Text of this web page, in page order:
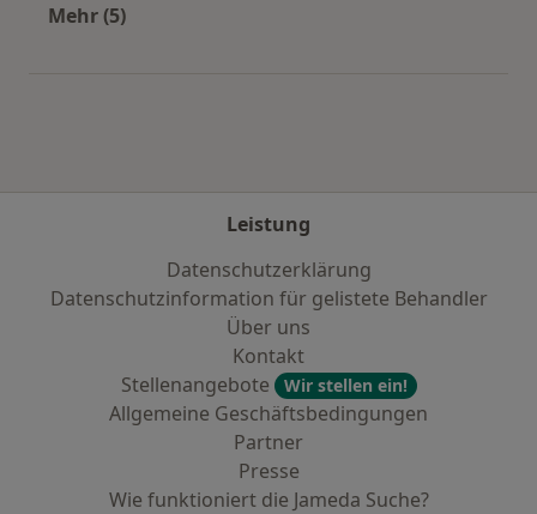
Mehr (5)
Leistung
Datenschutzerklärung
Datenschutzinformation für gelistete Behandler
Über uns
Kontakt
Stellenangebote
Wir stellen ein!
Allgemeine Geschäftsbedingungen
Partner
Presse
Wie funktioniert die Jameda Suche?